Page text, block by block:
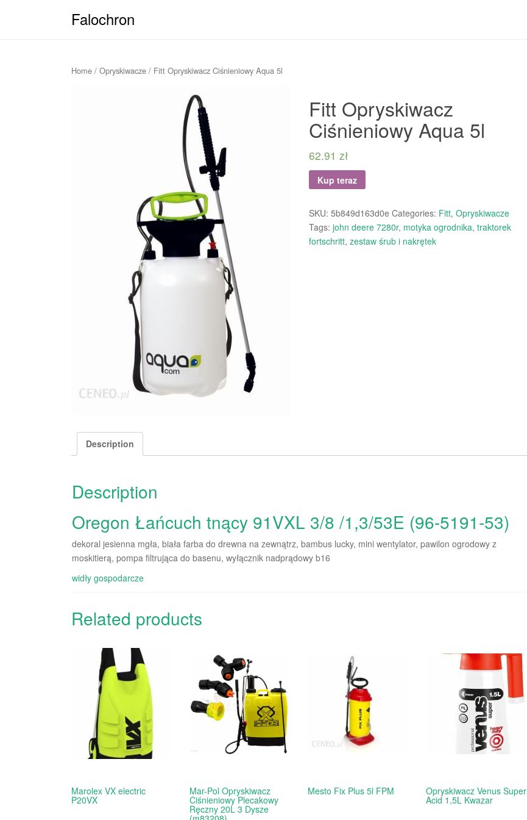
Falochron
Home / Opryskiwacze / Fitt Opryskiwacz Ciśnieniowy Aqua 5l
Fitt Opryskiwacz
Ciśnieniowy Aqua 5l
62.91 zł
Kup teraz
SKU: 5b849d163d0e Categories: Fitt, Opryskiwacze
Tags: john deere 7280r, motyka ogrodnika, traktorek
fortschritt, zestaw śrub i nakrętek
Description
Description
Oregon Łańcuch tnący 91VXL 3/8 /1,3/53E (96-5191-53)
dekoral jesienna mgła, biała farba do drewna na zewnątrz, bambus lucky, mini wentylator, pawilon ogrodowy z
moskitierą, pompa filtrująca do basenu, wyłącznik nadprądowy b16
widły gospodarcze
Related products
Marolex VX electric
P20VX
Mar-Pol Opryskiwacz
Ciśnieniowy Plecakowy
Ręczny 20L 3 Dysze
Mesto Fix Plus 5l FPM Opryskiwacz Venus Super
Acid 1,5L Kwazar